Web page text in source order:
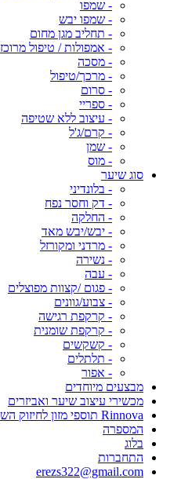
- שמפו
- שמפו יבש
- תחליב מגן מחום
- אמפולות / טיפול מרוכז
- מסכה
- מרכך/טיפול
- סרום
- ספריי
- עיצוב ללא שטיפה
- קרם/ג'ל
- שמן
- מוס
סוג שיער
- בלונדיני
- דק וחסר נפח
- החלקה
- יבש/יבש מאד
- מרדני ומקורזל
- נשירה
- עבה
- פגום /קצוות מפוצלים
- צבוע/גוונים
- קרקפת רגישה
- קרקפת שומנית
- קשקשים
- תלתלים
- אפור
מבצעים מיוחדים
מכשירי עיצוב שיער ואביזרים
Rinnova תוספי מזון לחיזוק השיער
המספרה
בלוג
התחברות
erezs322@gmail.com